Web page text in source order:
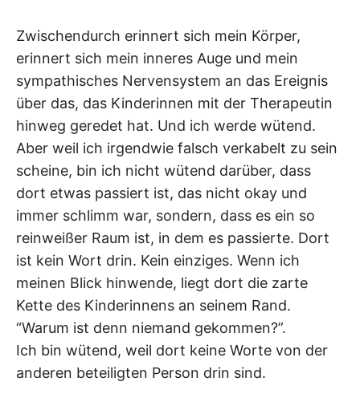
Zwischendurch erinnert sich mein Körper,
erinnert sich mein inneres Auge und mein
sympathisches Nervensystem an das Ereignis
über das, das Kinderinnen mit der Therapeutin
hinweg geredet hat. Und ich werde wütend.
Aber weil ich irgendwie falsch verkabelt zu sein
scheine, bin ich nicht wütend darüber, dass
dort etwas passiert ist, das nicht okay und
immer schlimm war, sondern, dass es ein so
reinweißer Raum ist, in dem es passierte. Dort
ist kein Wort drin. Kein einziges. Wenn ich
meinen Blick hinwende, liegt dort die zarte
Kette des Kinderinnens an seinem Rand.
“Warum ist denn niemand gekommen?”.
Ich bin wütend, weil dort keine Worte von der
anderen beteiligten Person drin sind.